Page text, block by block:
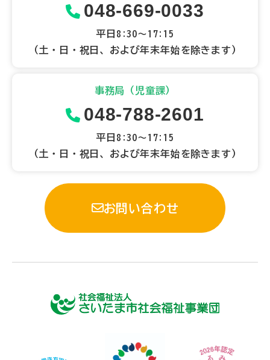
048-669-0033
平日8:30～17:15
（土・日・祝日、および年末年始を除きます）
事務局（児童課）
048-788-2601
平日8:30～17:15
（土・日・祝日、および年末年始を除きます）
お問い合わせ